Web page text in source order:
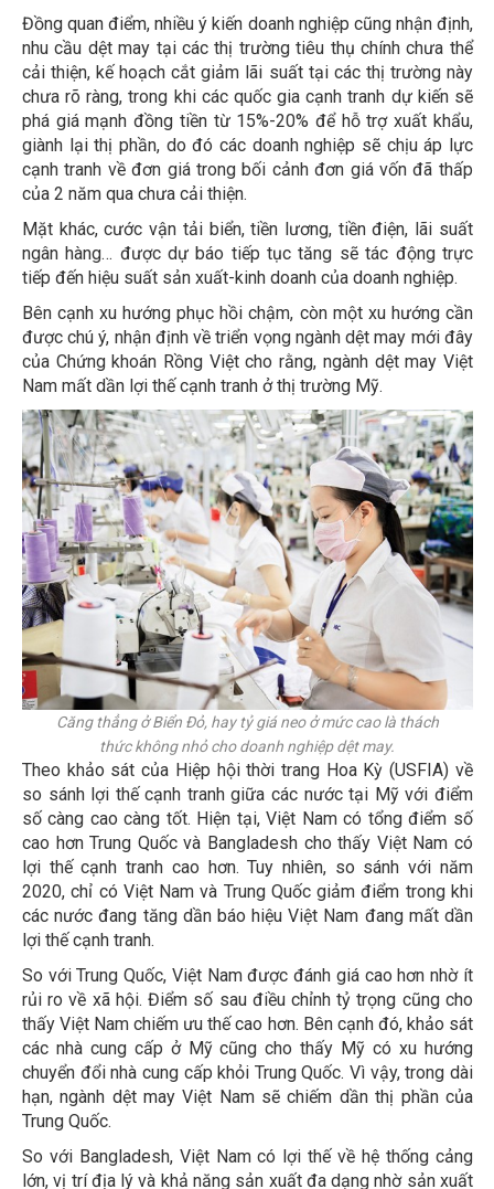
Đồng quan điểm, nhiều ý kiến doanh nghiệp cũng nhận định,
nhu cầu dệt may tại các thị trường tiêu thụ chính chưa thể
cải thiện, kế hoạch cắt giảm lãi suất tại các thị trường này
chưa rõ ràng, trong khi các quốc gia cạnh tranh dự kiến sẽ
phá giá mạnh đồng tiền từ 15%-20% để hỗ trợ xuất khẩu,
giành lại thị phần, do đó các doanh nghiệp sẽ chịu áp lực
cạnh tranh về đơn giá trong bối cảnh đơn giá vốn đã thấp
của 2 năm qua chưa cải thiện.
Mặt khác, cước vận tải biển, tiền lương, tiền điện, lãi suất
ngân hàng… được dự báo tiếp tục tăng sẽ tác động trực
tiếp đến hiệu suất sản xuất-kinh doanh của doanh nghiệp.
Bên cạnh xu hướng phục hồi chậm, còn một xu hướng cần
được chú ý, nhận định về triển vọng ngành dệt may mới đây
của Chứng khoán Rồng Việt cho rằng, ngành dệt may Việt
Nam mất dần lợi thế cạnh tranh ở thị trường Mỹ.
Căng thẳng ở Biển Đỏ, hay tỷ giá neo ở mức cao là thách
thức không nhỏ cho doanh nghiệp dệt may.
Theo khảo sát của Hiệp hội thời trang Hoa Kỳ (USFIA) về
so sánh lợi thế cạnh tranh giữa các nước tại Mỹ với điểm
số càng cao càng tốt. Hiện tại, Việt Nam có tổng điểm số
cao hơn Trung Quốc và Bangladesh cho thấy Việt Nam có
lợi thế cạnh tranh cao hơn. Tuy nhiên, so sánh với năm
2020, chỉ có Việt Nam và Trung Quốc giảm điểm trong khi
các nước đang tăng dần báo hiệu Việt Nam đang mất dần
lợi thế cạnh tranh.
So với Trung Quốc, Việt Nam được đánh giá cao hơn nhờ ít
rủi ro về xã hội. Điểm số sau điều chỉnh tỷ trọng cũng cho
thấy Việt Nam chiếm ưu thế cao hơn. Bên cạnh đó, khảo sát
các nhà cung cấp ở Mỹ cũng cho thấy Mỹ có xu hướng
chuyển đổi nhà cung cấp khỏi Trung Quốc. Vì vậy, trong dài
hạn, ngành dệt may Việt Nam sẽ chiếm dần thị phần của
Trung Quốc.
So với Bangladesh, Việt Nam có lợi thế về hệ thống cảng
lớn, vị trí địa lý và khả năng sản xuất đa dạng nhờ sản xuất